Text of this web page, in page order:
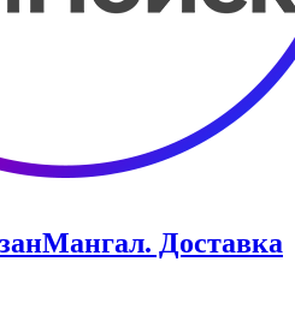
Доставка